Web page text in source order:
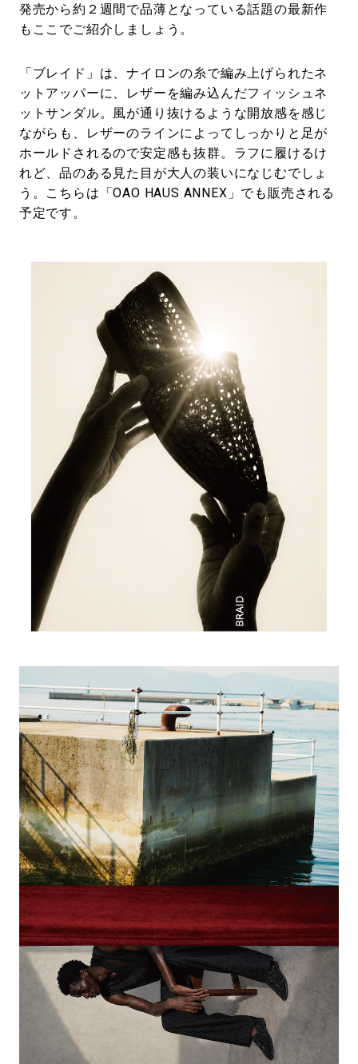
発売から約２週間で品薄となっている話題の最新作
もここでご紹介しましょう。
「ブレイド」は、ナイロンの糸で編み上げられたネ
ットアッパーに、レザーを編み込んだフィッシュネ
ットサンダル。風が通り抜けるような開放感を感じ
ながらも、レザーのラインによってしっかりと足が
ホールドされるので安定感も抜群。ラフに履けるけ
れど、品のある見た目が大人の装いになじむでしょ
う。こちらは「OAO HAUS ANNEX」でも販売される
予定です。